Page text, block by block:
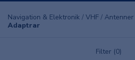
Navigation & Elektronik / VHF / Antenner
Adaptrar
Filter (0)